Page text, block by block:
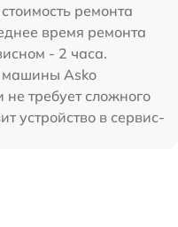
ремонта
время ремонта
- 2 часа.
машины Asko
требует сложного
устройство в сервис-